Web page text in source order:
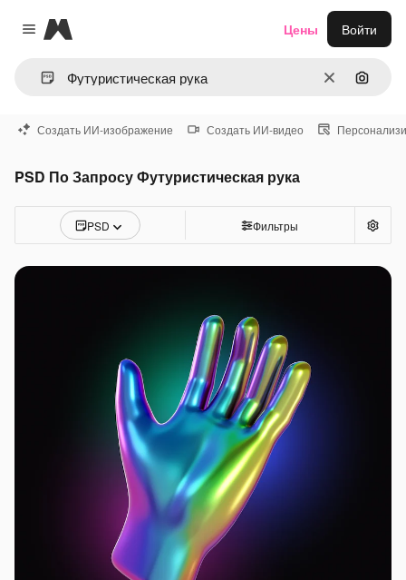
Close menu
Magnific
ОчиститьПоиск
Цены Войти
Создать ИИ-изображение Создать ИИ-видео
PSD По Запросу Футуристическая рука
PSD Фильтры